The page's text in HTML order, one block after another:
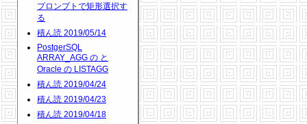
プロンプトで矩形選択す
る
積ん読 2019/05/14
PostgerSQL
ARRAY_AGG の と
Oracle の LISTAGG
積ん読 2019/04/24
積ん読 2019/04/23
積ん読 2019/04/18